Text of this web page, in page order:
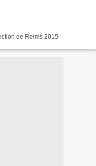
de Reims 2015